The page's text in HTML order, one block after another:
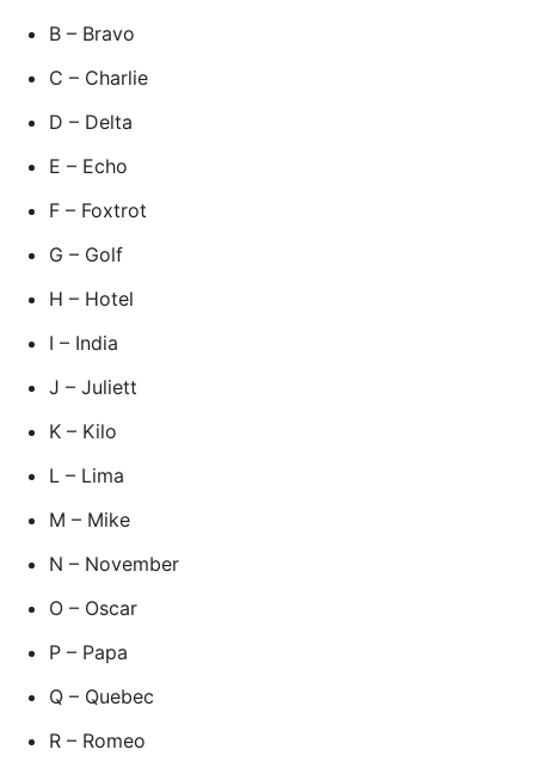
B – Bravo
C – Charlie
D – Delta
E – Echo
F – Foxtrot
G – Golf
H – Hotel
I – India
J – Juliett
K – Kilo
L – Lima
M – Mike
N – November
O – Oscar
P – Papa
Q – Quebec
R – Romeo